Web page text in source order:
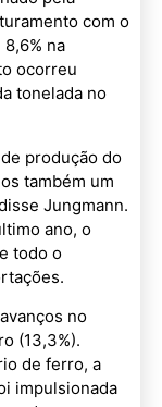
com o
na
ocorreu
tonelada no
produção do
também um
Jungmann.
ano, o
todo o
no
(13,3%).
de ferro, a
impulsionada